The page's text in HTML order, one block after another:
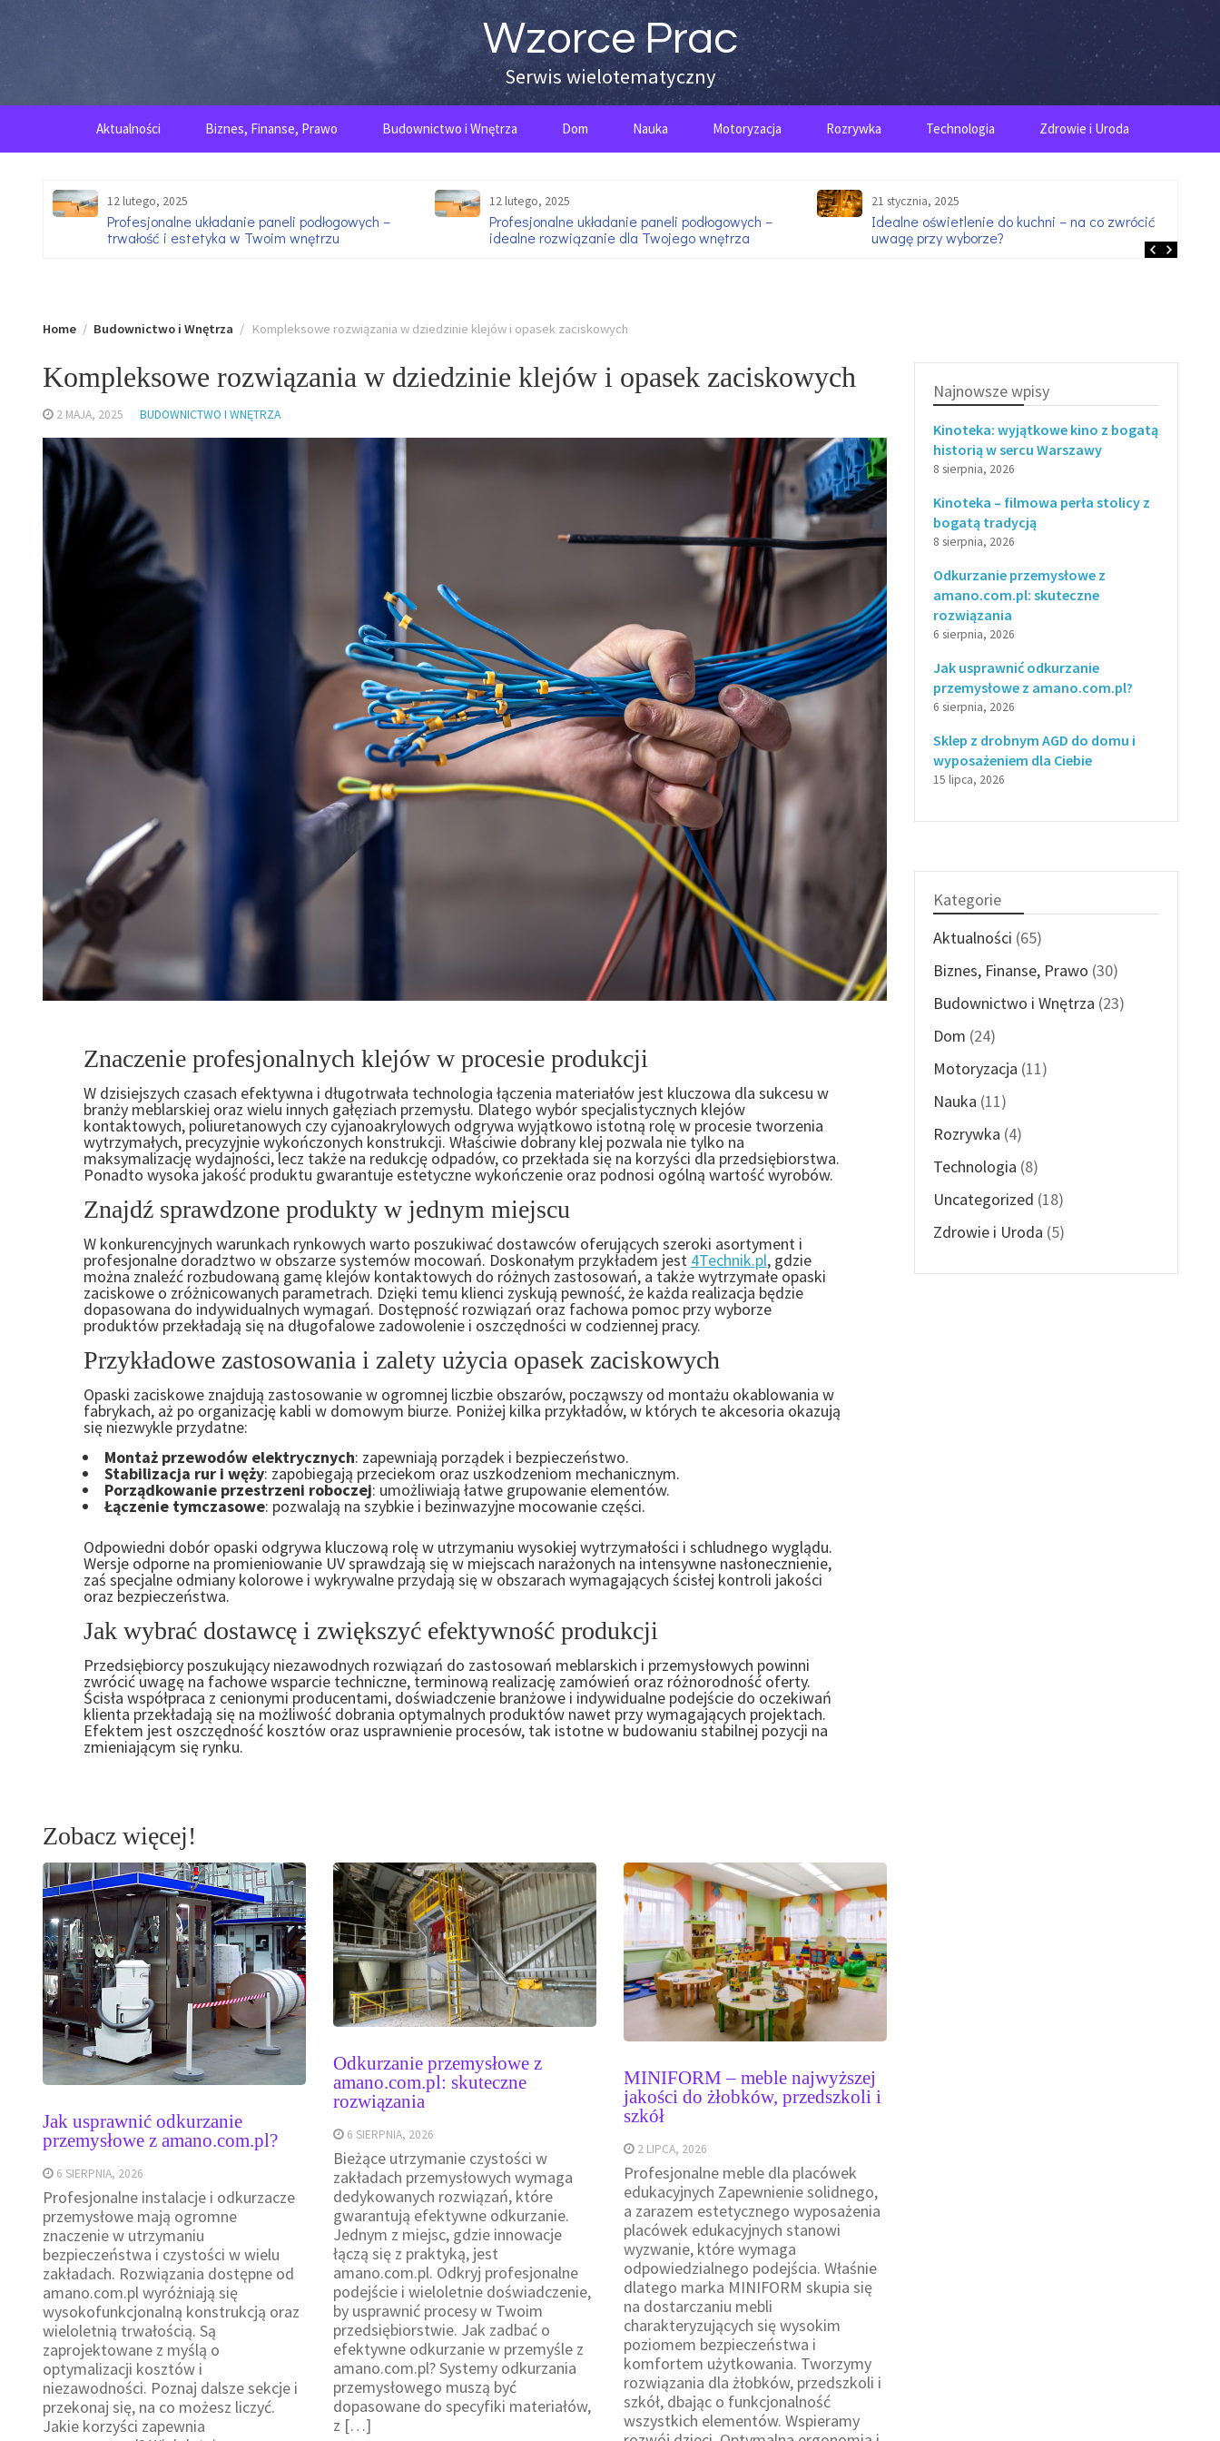
Wzorce Prac
Serwis wielotematyczny
Aktualności Biznes, Finanse, Prawo Budownictwo i Wnętrza Dom Nauka Motoryzacja Rozrywka Technologia Zdrowie i Uroda
12 lutego, 2025
Profesjonalne układanie paneli podłogowych –
trwałość i estetyka w Twoim wnętrzu
12 lutego, 2025
Profesjonalne układanie paneli podłogowych –
idealne rozwiązanie dla Twojego wnętrza
21 stycznia, 2025
Idealne oświetlenie do kuchni – na co zwrócić
uwagę przy wyborze?
Home Budownictwo i Wnętrza Kompleksowe rozwiązania w dziedzinie klejów i opasek zaciskowych
Kompleksowe rozwiązania w dziedzinie klejów i opasek zaciskowych
2 MAJA, 2025 BUDOWNICTWO I WNĘTRZA
Znaczenie profesjonalnych klejów w procesie produkcji
W dzisiejszych czasach efektywna i długotrwała technologia łączenia materiałów jest kluczowa dla sukcesu w
branży meblarskiej oraz wielu innych gałęziach przemysłu. Dlatego wybór specjalistycznych klejów
kontaktowych, poliuretanowych czy cyjanoakrylowych odgrywa wyjątkowo istotną rolę w procesie tworzenia
wytrzymałych, precyzyjnie wykończonych konstrukcji. Właściwie dobrany klej pozwala nie tylko na
maksymalizację wydajności, lecz także na redukcję odpadów, co przekłada się na korzyści dla przedsiębiorstwa.
Ponadto wysoka jakość produktu gwarantuje estetyczne wykończenie oraz podnosi ogólną wartość wyrobów.
Znajdź sprawdzone produkty w jednym miejscu
W konkurencyjnych warunkach rynkowych warto poszukiwać dostawców oferujących szeroki asortyment i
profesjonalne doradztwo w obszarze systemów mocowań. Doskonałym przykładem jest 4Technik.pl, gdzie
można znaleźć rozbudowaną gamę klejów kontaktowych do różnych zastosowań, a także wytrzymałe opaski
zaciskowe o zróżnicowanych parametrach. Dzięki temu klienci zyskują pewność, że każda realizacja będzie
dopasowana do indywidualnych wymagań. Dostępność rozwiązań oraz fachowa pomoc przy wyborze
produktów przekładają się na długofalowe zadowolenie i oszczędności w codziennej pracy.
Przykładowe zastosowania i zalety użycia opasek zaciskowych
Opaski zaciskowe znajdują zastosowanie w ogromnej liczbie obszarów, począwszy od montażu okablowania w
fabrykach, aż po organizację kabli w domowym biurze. Poniżej kilka przykładów, w których te akcesoria okazują
się niezwykle przydatne:
Montaż przewodów elektrycznych: zapewniają porządek i bezpieczeństwo.
Stabilizacja rur i węży: zapobiegają przeciekom oraz uszkodzeniom mechanicznym.
Porządkowanie przestrzeni roboczej: umożliwiają łatwe grupowanie elementów.
Łączenie tymczasowe: pozwalają na szybkie i bezinwazyjne mocowanie części.
Odpowiedni dobór opaski odgrywa kluczową rolę w utrzymaniu wysokiej wytrzymałości i schludnego wyglądu.
Wersje odporne na promieniowanie UV sprawdzają się w miejscach narażonych na intensywne nasłonecznienie,
zaś specjalne odmiany kolorowe i wykrywalne przydają się w obszarach wymagających ścisłej kontroli jakości
oraz bezpieczeństwa.
Jak wybrać dostawcę i zwiększyć efektywność produkcji
Przedsiębiorcy poszukujący niezawodnych rozwiązań do zastosowań meblarskich i przemysłowych powinni
zwrócić uwagę na fachowe wsparcie techniczne, terminową realizację zamówień oraz różnorodność oferty.
Ścisła współpraca z cenionymi producentami, doświadczenie branżowe i indywidualne podejście do oczekiwań
klienta przekładają się na możliwość dobrania optymalnych produktów nawet przy wymagających projektach.
Efektem jest oszczędność kosztów oraz usprawnienie procesów, tak istotne w budowaniu stabilnej pozycji na
zmieniającym się rynku.
Zobacz więcej!
Jak usprawnić odkurzanie
przemysłowe z amano.com.pl?
6 SIERPNIA, 2026
Profesjonalne instalacje i odkurzacze
przemysłowe mają ogromne
znaczenie w utrzymaniu
bezpieczeństwa i czystości w wielu
zakładach. Rozwiązania dostępne od
amano.com.pl wyróżniają się
wysokofunkcjonalną konstrukcją oraz
wieloletnią trwałością. Są
zaprojektowane z myślą o
optymalizacji kosztów i
niezawodności. Poznaj dalsze sekcje i
przekonaj się, na co możesz liczyć.
Jakie korzyści zapewnia
Odkurzanie przemysłowe z
amano.com.pl: skuteczne
rozwiązania
6 SIERPNIA, 2026
Bieżące utrzymanie czystości w
zakładach przemysłowych wymaga
dedykowanych rozwiązań, które
gwarantują efektywne odkurzanie.
Jednym z miejsc, gdzie innowacje
łączą się z praktyką, jest
amano.com.pl. Odkryj profesjonalne
podejście i wieloletnie doświadczenie,
by usprawnić procesy w Twoim
przedsiębiorstwie. Jak zadbać o
efektywne odkurzanie w przemyśle z
amano.com.pl? Systemy odkurzania
przemysłowego muszą być
dopasowane do specyfiki materiałów,
z […]
MINIFORM – meble najwyższej
jakości do żłobków, przedszkoli i
szkół
2 LIPCA, 2026
Profesjonalne meble dla placówek
edukacyjnych Zapewnienie solidnego,
a zarazem estetycznego wyposażenia
placówek edukacyjnych stanowi
wyzwanie, które wymaga
odpowiedzialnego podejścia. Właśnie
dlatego marka MINIFORM skupia się
na dostarczaniu mebli
charakteryzujących się wysokim
poziomem bezpieczeństwa i
komfortem użytkowania. Tworzymy
rozwiązania dla żłobków, przedszkoli i
szkół, dbając o funkcjonalność
wszystkich elementów. Wspieramy
Najnowsze wpisy
Kinoteka: wyjątkowe kino z bogatą
historią w sercu Warszawy
8 sierpnia, 2026
Kinoteka – filmowa perła stolicy z
bogatą tradycją
8 sierpnia, 2026
Odkurzanie przemysłowe z
amano.com.pl: skuteczne
rozwiązania
6 sierpnia, 2026
Jak usprawnić odkurzanie
przemysłowe z amano.com.pl?
6 sierpnia, 2026
Sklep z drobnym AGD do domu i
wyposażeniem dla Ciebie
15 lipca, 2026
Kategorie
Aktualności (65)
Biznes, Finanse, Prawo (30)
Budownictwo i Wnętrza (23)
Dom (24)
Motoryzacja (11)
Nauka (11)
Rozrywka (4)
Technologia (8)
Uncategorized (18)
Zdrowie i Uroda (5)